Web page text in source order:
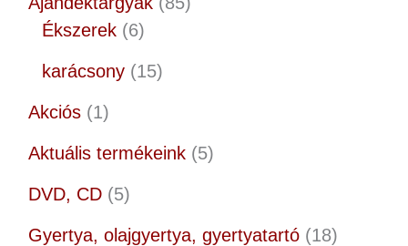
Ékszerek 6
karácsony 15
Akciós 1
Aktuális termékeink 5
DVD, CD 5
Gyertya, olajgyertya, gyertyatartó 18